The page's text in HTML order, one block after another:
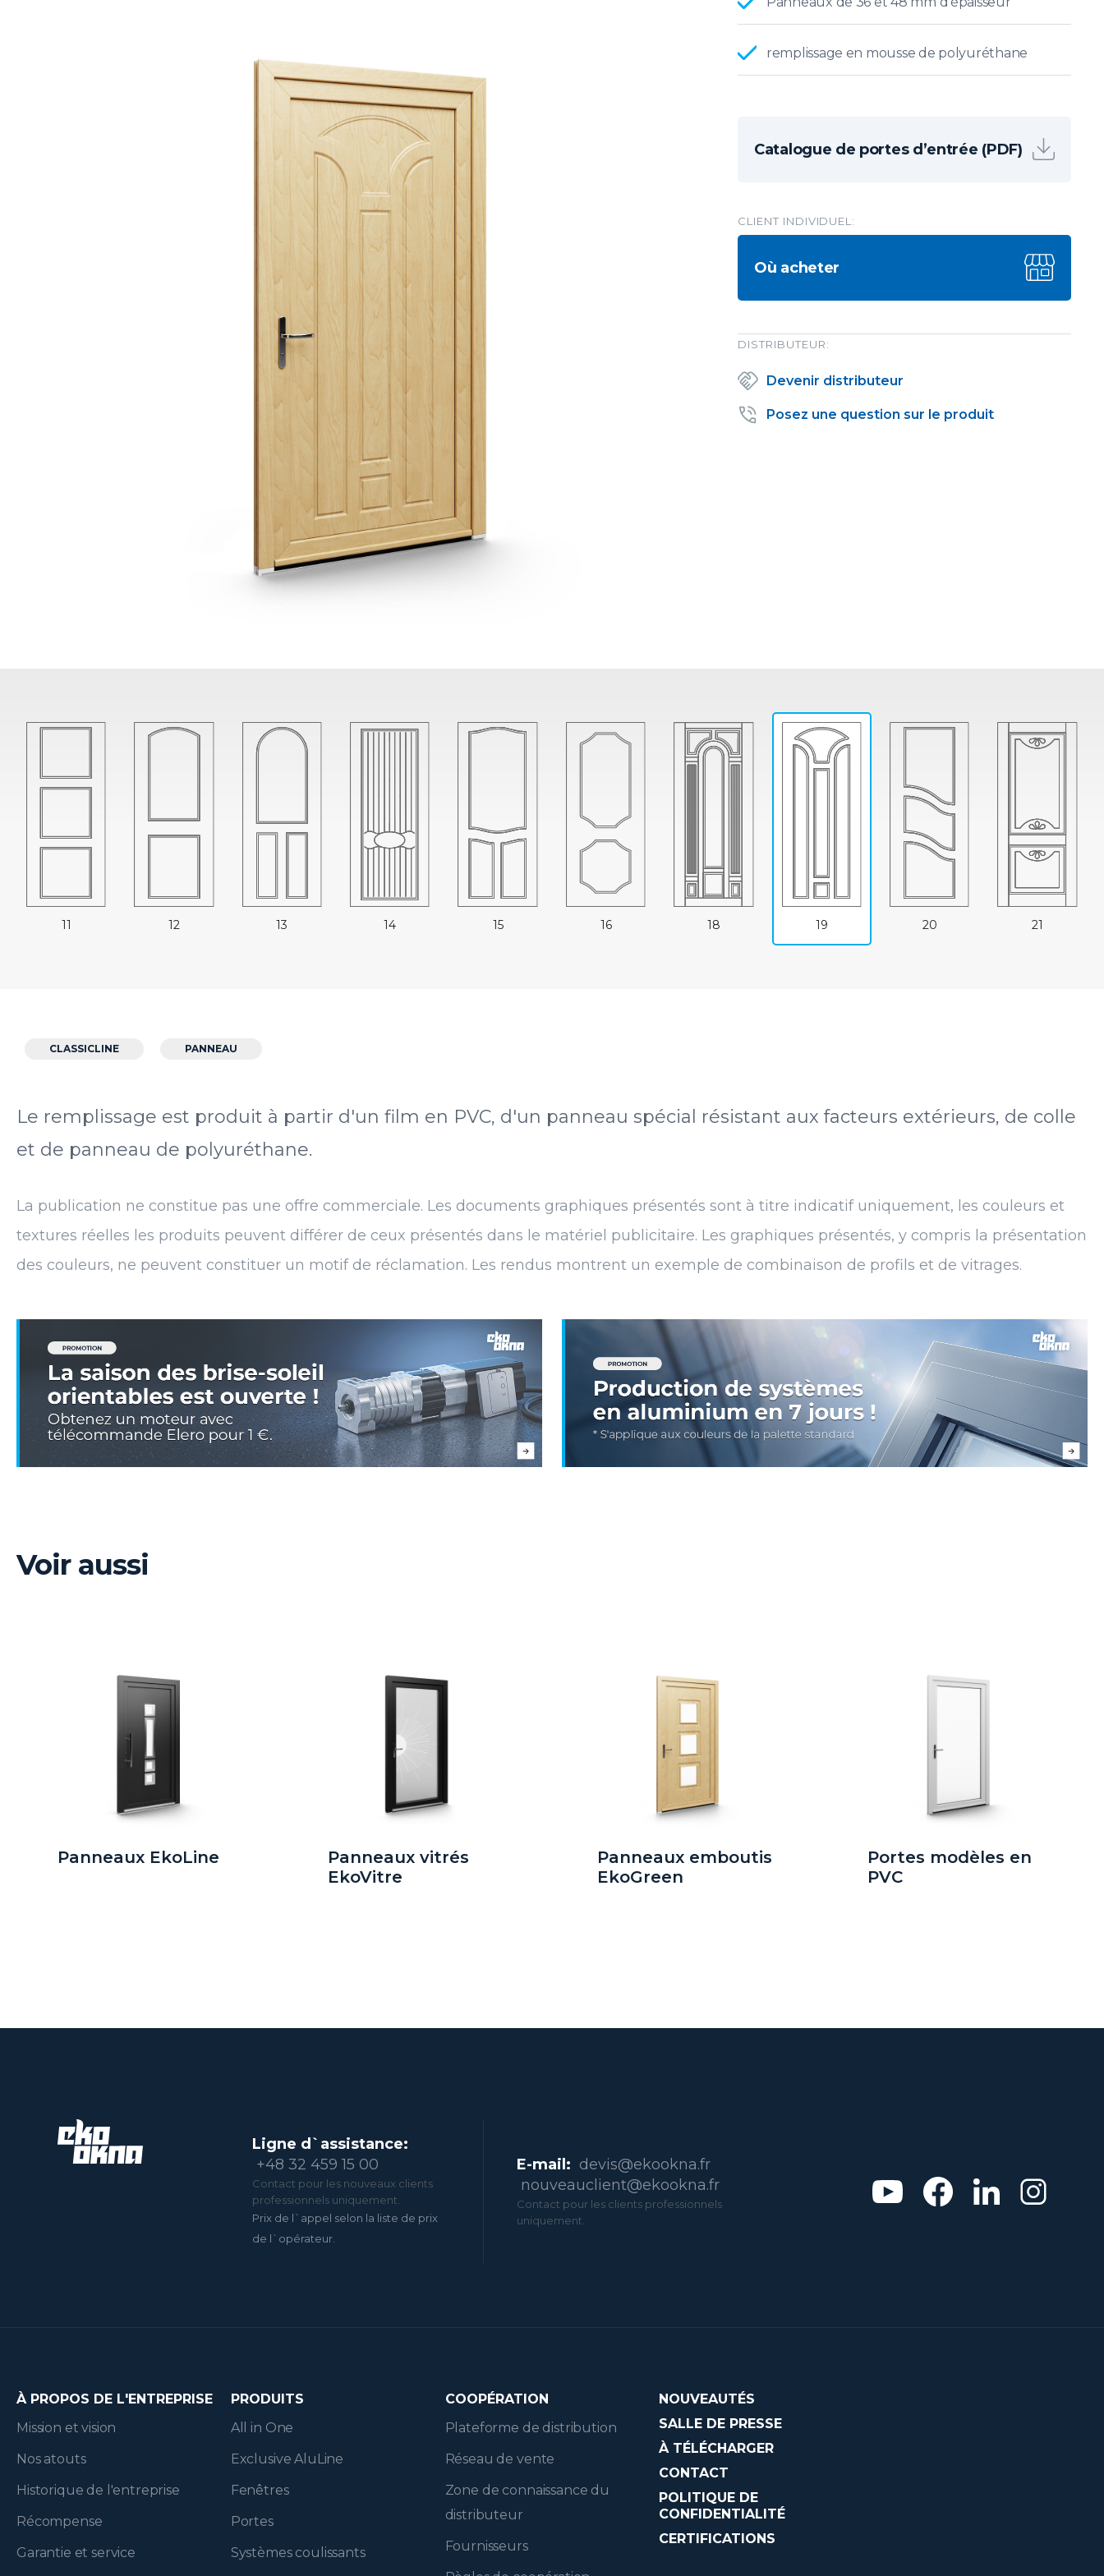
remplissage en mousse de polyuréthane
Catalogue de portes d’entrée (PDF)
CLIENT INDIVIDUEL:
Où acheter
DISTRIBUTEUR:
Devenir distributeur
Posez une question sur le produit
11 12 13 14 15 16 18 19 20 21
CLASSICLINE PANNEAU
Le remplissage est produit à partir d'un film en PVC, d'un panneau spécial résistant aux facteurs extérieurs, de colle
et de panneau de polyuréthane.
La publication ne constitue pas une offre commerciale. Les documents graphiques présentés sont à titre indicatif uniquement, les couleurs et
textures réelles les produits peuvent différer de ceux présentés dans le matériel publicitaire. Les graphiques présentés, y compris la présentation
des couleurs, ne peuvent constituer un motif de réclamation. Les rendus montrent un exemple de combinaison de profils et de vitrages.
Voir aussi
Panneaux EkoLine
Panneaux vitrés
EkoVitre
Panneaux emboutis
EkoGreen
Portes modèles en
PVC
Ligne d`assistance:
+48 32 459 15 00
Contact pour les nouveaux clients
professionnels uniquement.
Prix de l`appel selon la liste de prix
de l`opérateur.
E-mail: devis@ekookna.fr
nouveauclient@ekookna.fr
Contact pour les clients professionnels
uniquement.
À PROPOS DE L'ENTREPRISE
Mission et vision
Nos atouts
Historique de l'entreprise
Récompense
Garantie et service
PRODUITS
All in One
Exclusive AluLine
Fenêtres
Portes
Systèmes coulissants
COOPÉRATION
Plateforme de distribution
Réseau de vente
Zone de connaissance du
distributeur
Fournisseurs
NOUVEAUTÉS
SALLE DE PRESSE
À TÉLÉCHARGER
CONTACT
POLITIQUE DE
CONFIDENTIALITÉ
CERTIFICATIONS